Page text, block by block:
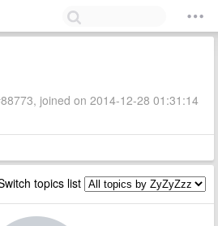
joined on 2014-12-28 01:31:14
topics list